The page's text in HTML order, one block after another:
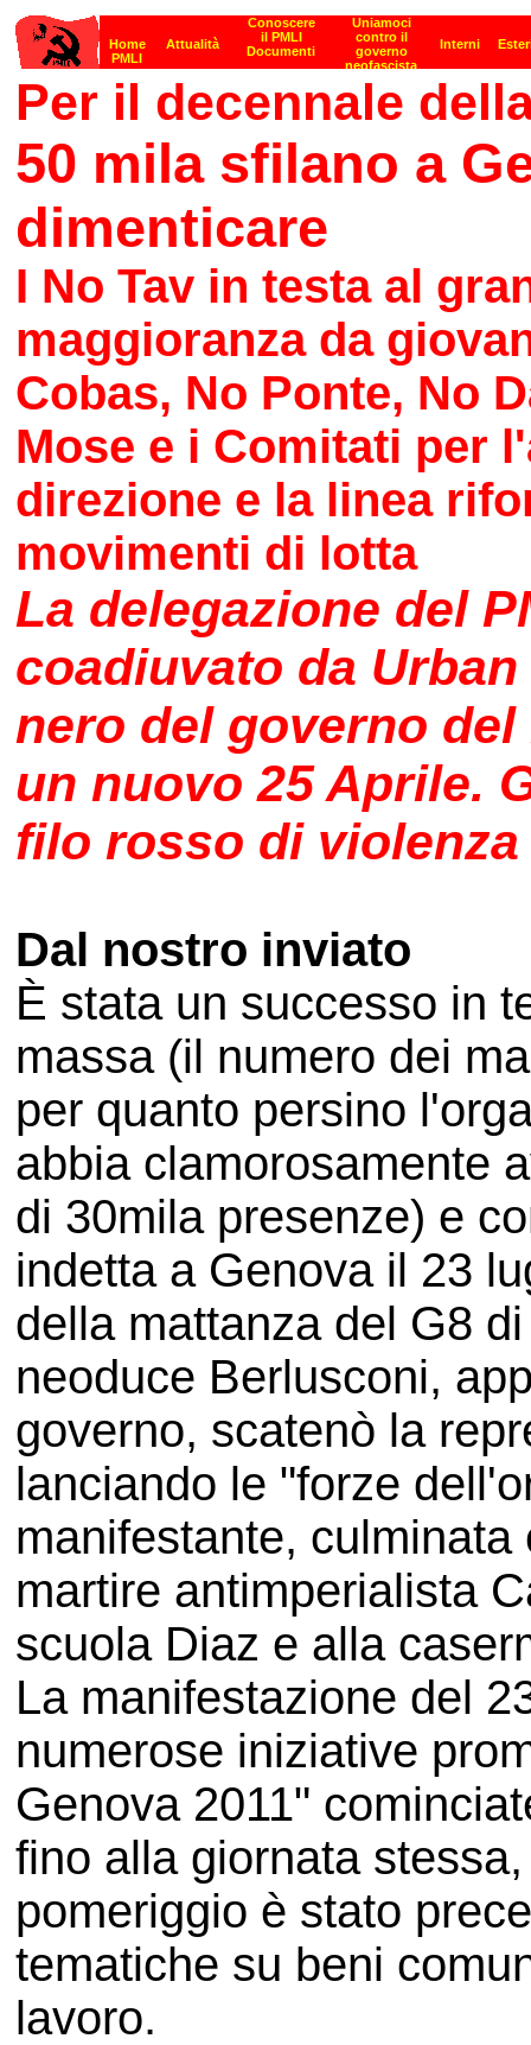
Per il decennale
50 mila sfilano a
dimenticare
I No Tav in testa al
maggioranza da
Cobas, No Ponte, No
Mose e i Comitati per
direzione e la linea
movimenti di lotta
La delegazione del
coadiuvato da
nero del governo
un nuovo 25 Aprile.
filo rosso di
Dal nostro inviato
È stata un successo in
massa (il numero dei
per quanto persino
abbia clamorosamente
di 30mila presenze) e
indetta a Genova il 23
della mattanza del G8
neoduce Berlusconi,
governo, scatenò la
lanciando le "forze
manifestante,
martire antimperialista
scuola Diaz e alla
La manifestazione del
numerose iniziative
Genova 2011"
fino alla giornata
pomeriggio è stato
tematiche su beni
lavoro.